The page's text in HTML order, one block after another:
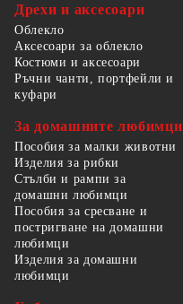
Дрехи и аксесоари
Облекло
Аксесоари за облекло
Костюми и аксесоари
Ръчни чанти, портфейли и
куфари
За домашните любимци
Пособия за малки животни
Изделия за рибки
Стълби и рампи за
домашни любимци
Пособия за сресване и
постригване на домашни
любимци
Изделия за домашни
любимци